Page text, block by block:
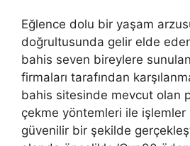
Eğlence dolu bir yaşam
doğrultusunda gelir elde
bahis seven bireylere
firmaları tarafından
bahis sitesinde mevcut olan
çekme yöntemleri ile işlemler
güvenilir bir şekilde